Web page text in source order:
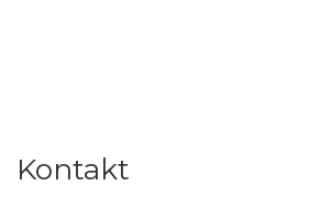
Kontakt